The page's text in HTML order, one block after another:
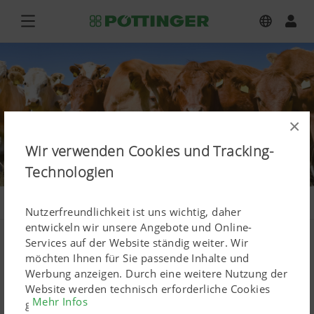
×
Wir verwenden Cookies und Tracking-
Technologien
Nutzerfreundlichkeit ist uns wichtig, daher
entwickeln wir unsere Angebote und Online-
Services auf der Website ständig weiter. Wir
möchten Ihnen für Sie passende Inhalte und
Werbung anzeigen. Durch eine weitere Nutzung der
Website werden technisch erforderliche Cookies
gesetzt. Personenbezogene Google-Marketing-
Mehr Infos
PÖTTINGER Produktkonfigurator
Hinweis
Sie besuchen uns aus